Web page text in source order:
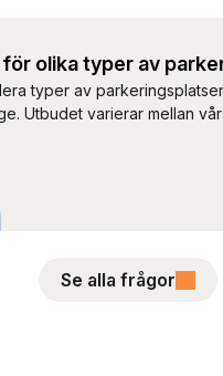
för olika typer av
typer av
Utbudet varierar mellan
Se alla frågor